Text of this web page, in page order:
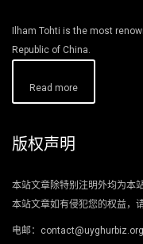
Ilham Tohti is the most
Republic of China.
Read more
版权声明
本站文章除特别注明外均为本
本站文章如有侵犯您的权益，
电邮：contact@uyghurbiz.org